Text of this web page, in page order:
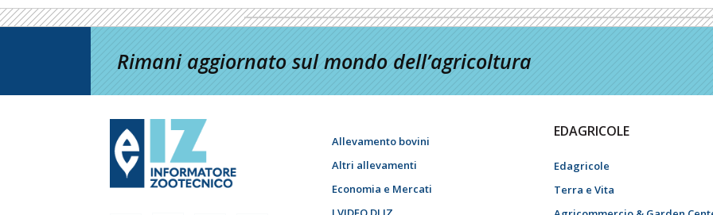
Rimani aggiornato sul mondo dell’agricoltura
Allevamento bovini
Altri allevamenti
Economia e Mercati
EDAGRICOLE
Edagricole
Terra e Vita